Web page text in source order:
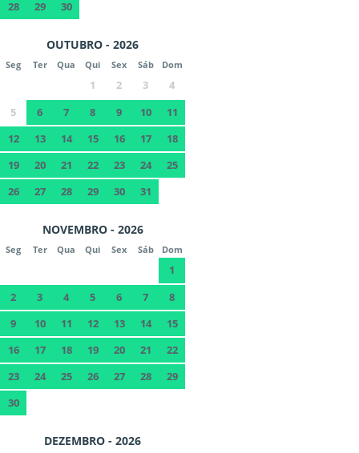
28 29 30
OUTUBRO - 2026
Seg Ter Qua Qui Sex Sáb Dom
1 2 3
4
5
6 7 8 9 10
11
12
13 14 15 16 17
18
19
20 21 22 23 24
25
26
27 28 29 30 31
NOVEMBRO - 2026
Seg Ter Qua Qui Sex Sáb Dom
1
2
3 4 5 6 7
8
9
10 11 12 13 14
15
16
17 18 19 20 21
22
23
24 25 26 27 28
29
30
DEZEMBRO - 2026